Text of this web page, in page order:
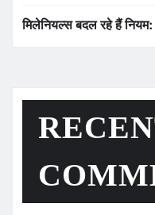
मिलेनियल्स बदल रहे हैं नियम: